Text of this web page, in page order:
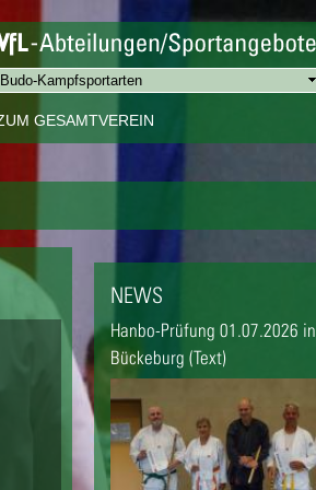
GESAMTVEREIN
NEWS
Hanbo-Prüfung 01.07.2026 in
Bückeburg (Text)